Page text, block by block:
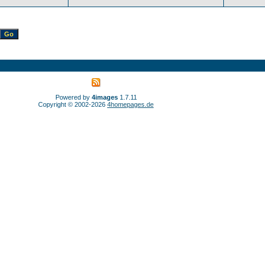
Powered by 4images1.7.11
Copyright © 2002-2026 4homepages.de